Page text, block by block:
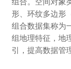
形、环纹多边形
组合数据集称为
组地理特征，地
引，提高数据管